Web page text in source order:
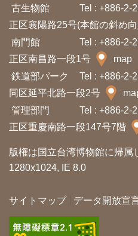
古生物館
Tel : +886-2-
正区襄陽路25号(本館の斜め
南門館
Tel : +886-2-
正区南昌路一段1号
map
鉄道部パーク
Tel : +886-2-
同区延平北路一段2号
管理部門
Tel : +886-2-
正区重慶南路一段147号7階
版権は国立台湾博物館に帰属
1280x1024, IE 8.0
サイトマップ データ開放宣